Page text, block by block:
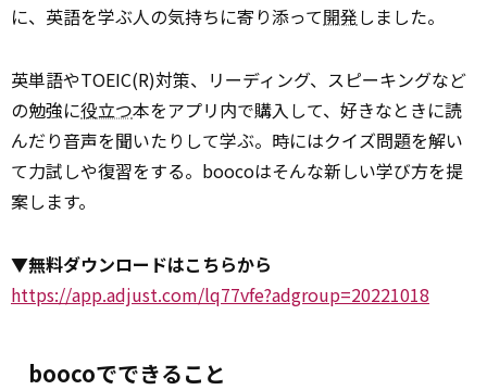
に、英語を学ぶ人の気持ちに寄り添って開発しました。
英単語やTOEIC(R)対策、リーディング、スピーキングなど
の勉強に役立つ本をアプリ内で購入して、好きなときに読
んだり音声を聞いたりして学ぶ。時にはクイズ問題を解い
て力試しや復習をする。boocoはそんな新しい学び方を提
案します。
▼無料ダウンロードはこちらから
https://app.adjust.com/lq77vfe?adgroup=20221018
boocoでできること